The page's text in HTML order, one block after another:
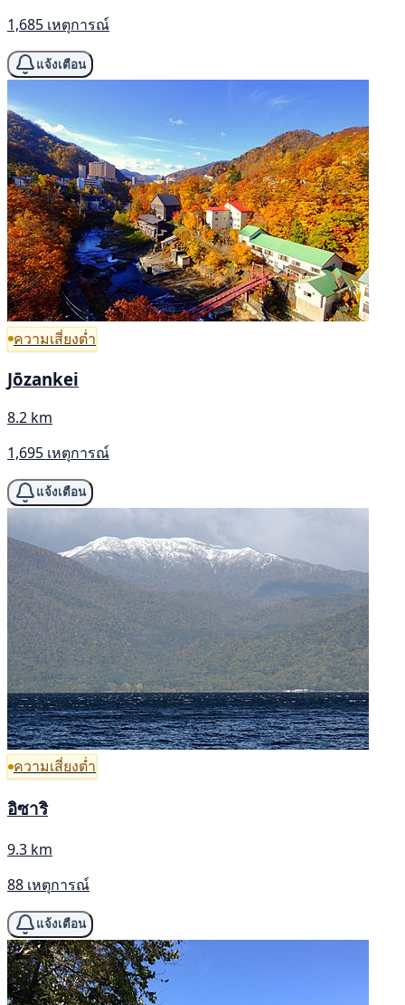
1,685 เหตุการณ์
แจ้งเตือน
ความเสี่ยงต่ำ
Jōzankei
8.2 km
1,695 เหตุการณ์
แจ้งเตือน
ความเสี่ยงต่ำ
อิซาริ
9.3 km
88 เหตุการณ์
แจ้งเตือน